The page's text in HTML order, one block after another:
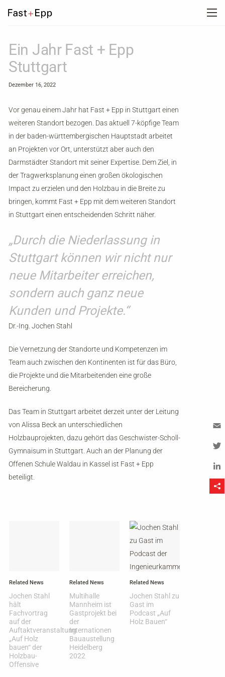
NEWS
KARRIERE
KONTAKT
Ein Jahr Fast + Epp
Stuttgart
Dezember 16, 2022
Vor genau einem Jahr hat Fast + Epp in Stuttgart einen
weiteren Standort bezogen. Das aktuell 7-köpfige Team
in der baden-württembergischen Hauptstadt arbeitet
an Projekten vor Ort, unterstützt aber auch den
Darmstädter Standort mit seiner Expertise. Dem Ziel, in
der Tragwerksplanung einen großen ökologischen
Impact zu erzielen und den Holzbau in die Breite zu
bringen, kommt Fast + Epp mit dem weiteren Standort
in Stuttgart einen entscheidenden Schritt näher.
„Durch die Niederlassung in
Stuttgart können wir nicht nur
neue Mitarbeiter erreichen,
sondern auch ganz neue
Kunden und Projekte.“
Dr.-Ing. Jochen Stahl
Die Vernetzung der Standorte und Kompetenzen im
Team auch zwischen den Kontinenten ist für das Büro,
die Projekte und die Mitarbeitenden eine große
Bereicherung.
Das Team in Stuttgart arbeitet derzeit unter der Leitung
von Alissa Beck an unterschiedlichen
Holzbauprojekten, dazu gehört das Geschwister-Scholl-
Gymnaisum in Stuttgart. Auch an der Planung der
Offenen Schule Waldau in Kassel ist Fast + Epp
beteiligt.
Related News
Jochen Stahl
hält
Fachvortrag
auf der
Auftaktveranstaltung
„Auf Holz
bauen“ der
Holzbau-
Offensive
Related News
Multihalle
Mannheim ist
Gastprojekt bei
der
Internationen
Bauaustellung
Heidelberg
2022
Related News
Jochen Stahl zu
Gast im
Podcast „Auf
Holz Bauen“